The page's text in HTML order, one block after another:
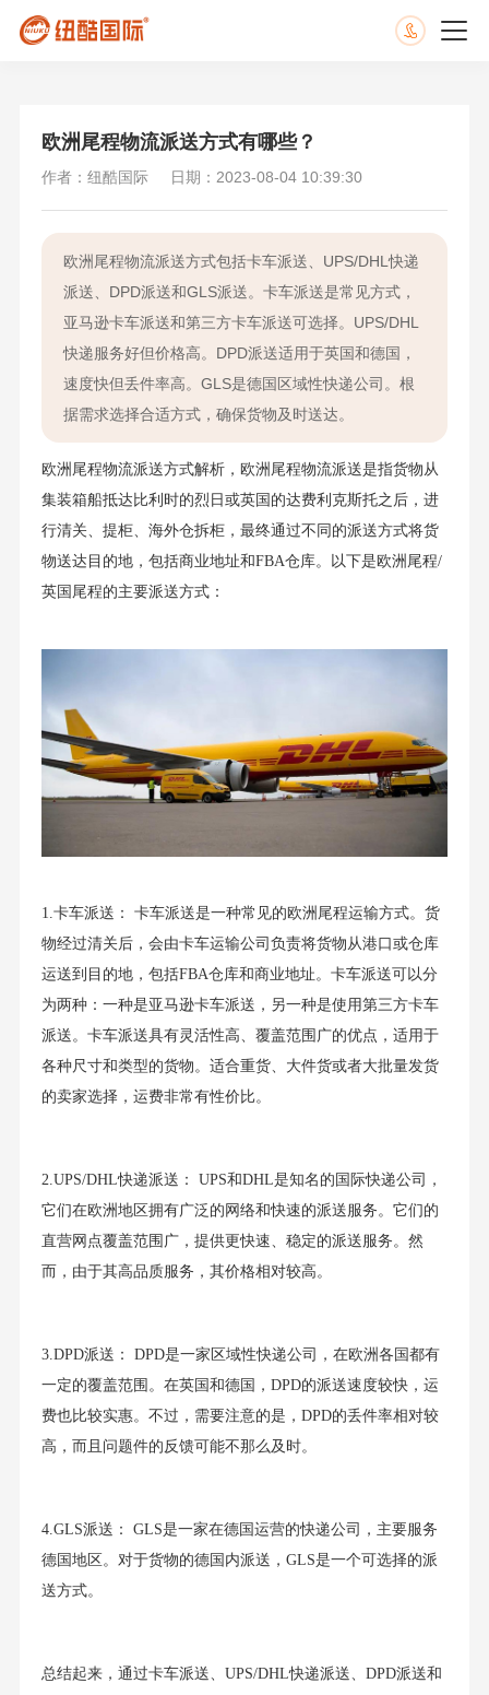
欧洲尾程物流派送方式有哪些？
作者：纽酷国际 日期：2023-08-04 10:39:30
欧洲尾程物流派送方式包括卡车派送、UPS/DHL快递
派送、DPD派送和GLS派送。卡车派送是常见方式，
亚马逊卡车派送和第三方卡车派送可选择。UPS/DHL
快递服务好但价格高。DPD派送适用于英国和德国，
速度快但丢件率高。GLS是德国区域性快递公司。根
据需求选择合适方式，确保货物及时送达。
欧洲尾程物流派送方式解析，欧洲尾程物流派送是指货物从
集装箱船抵达比利时的烈日或英国的达费利克斯托之后，进
行清关、提柜、海外仓拆柜，最终通过不同的派送方式将货
物送达目的地，包括商业地址和FBA仓库。以下是欧洲尾程/
英国尾程的主要派送方式：
1.卡车派送： 卡车派送是一种常见的欧洲尾程运输方式。货
物经过清关后，会由卡车运输公司负责将货物从港口或仓库
运送到目的地，包括FBA仓库和商业地址。卡车派送可以分
为两种：一种是亚马逊卡车派送，另一种是使用第三方卡车
派送。卡车派送具有灵活性高、覆盖范围广的优点，适用于
各种尺寸和类型的货物。适合重货、大件货或者大批量发货
的卖家选择，运费非常有性价比。
2.UPS/DHL快递派送： UPS和DHL是知名的国际快递公司，
它们在欧洲地区拥有广泛的网络和快速的派送服务。它们的
直营网点覆盖范围广，提供更快速、稳定的派送服务。然
而，由于其高品质服务，其价格相对较高。
3.DPD派送： DPD是一家区域性快递公司，在欧洲各国都有
一定的覆盖范围。在英国和德国，DPD的派送速度较快，运
费也比较实惠。不过，需要注意的是，DPD的丢件率相对较
高，而且问题件的反馈可能不那么及时。
4.GLS派送： GLS是一家在德国运营的快递公司，主要服务
德国地区。对于货物的德国内派送，GLS是一个可选择的派
送方式。
总结起来，通过卡车派送、UPS/DHL快递派送、DPD派送和